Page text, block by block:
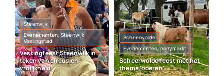
Steenwijk
Evenementen, Steenwijk
Vestingstad
Vestingfeest Steenwijk in
teken van circus en
vrolijkheid
Scheerwolde
Evenementen, ponymarkt
Scheerwolde feest met het
thema ‘boeren’